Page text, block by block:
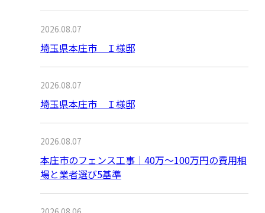
2026.08.07
埼玉県本庄市 Ｉ様邸
2026.08.07
埼玉県本庄市 Ｉ様邸
2026.08.07
本庄市のフェンス工事｜40万〜100万円の費用相
場と業者選び5基準